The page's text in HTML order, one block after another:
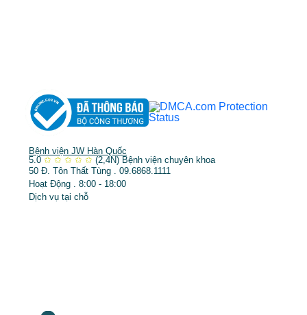
Bệnh viện JW Hàn Quốc
5.0 ✩ ✩ ✩ ✩ ✩ (2,4N) Bệnh viện chuyên khoa
50 Đ. Tôn Thất Tùng . 09.6868.1111
Hoạt Động . 8:00 - 18:00
Dịch vụ tại chỗ